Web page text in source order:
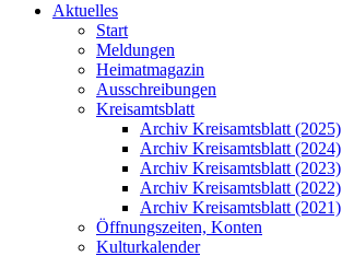
Aktuelles
Start
Meldungen
Heimatmagazin
Ausschreibungen
Kreisamtsblatt
Archiv Kreisamtsblatt (2025)
Archiv Kreisamtsblatt (2024)
Archiv Kreisamtsblatt (2023)
Archiv Kreisamtsblatt (2022)
Archiv Kreisamtsblatt (2021)
Öffnungszeiten, Konten
Kulturkalender